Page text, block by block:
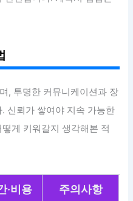
, 투명한 커뮤니케이션과 장
신뢰가 쌓여야 지속 가능한
게 키워갈지 생각해본 적
·비용 주의사항